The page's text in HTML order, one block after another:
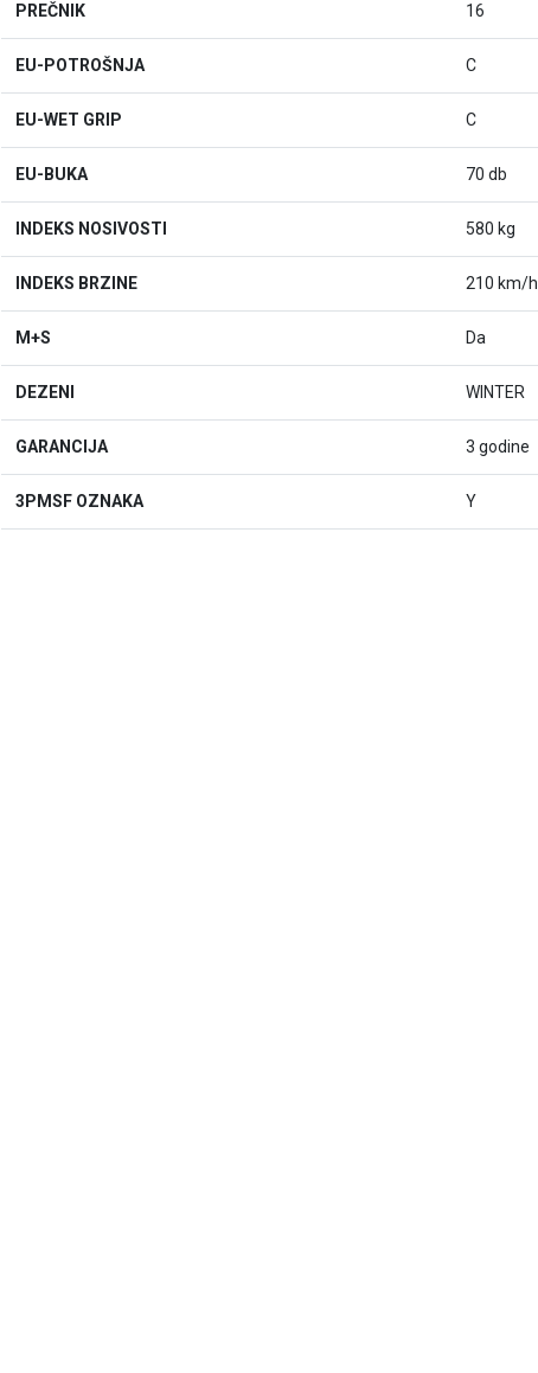
PREČNIK 16
EU-POTROŠNJA C
EU-WET GRIP C
EU-BUKA 70 db
INDEKS NOSIVOSTI 580 kg
INDEKS BRZINE 210 km/h
M+S Da
DEZENI WINTER
GARANCIJA 3 godine
3PMSF OZNAKA Y